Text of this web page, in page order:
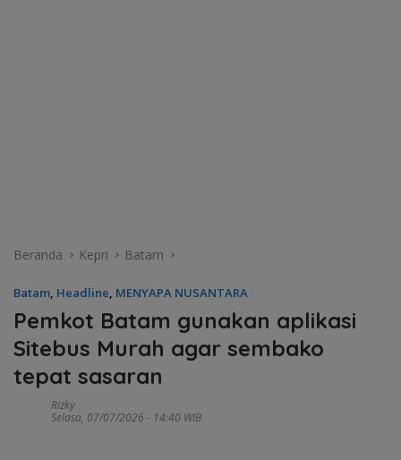
Beranda Kepri Batam
Batam, Headline, MENYAPA NUSANTARA
Pemkot Batam gunakan aplikasi
Sitebus Murah agar sembako
tepat sasaran
Rizky
Selasa, 07/07/2026 - 14:40 WIB